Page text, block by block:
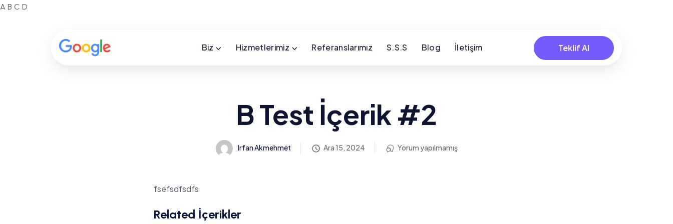
Biz Hizmetlerimiz Referanslarımız S.S.S Blog İletişim Teklif Al
A B C D
B Test İçerik #2
Irfan Akmehmet Ara 15, 2024 Yorum yapılmamış
fsefsdfsdfs
Related İçerikler